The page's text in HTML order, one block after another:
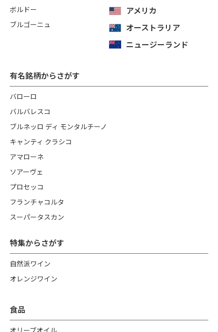
ボルドー
ブルゴーニュ
アメリカ
オーストラリア
ニュージーランド
有名銘柄からさがす
バローロ
バルバレスコ
ブルネッロ ディ モンタルチーノ
キャンティ クラシコ
アマローネ
ソアーヴェ
プロセッコ
フランチャコルタ
スーパータスカン
特集からさがす
自然派ワイン
オレンジワイン
食品